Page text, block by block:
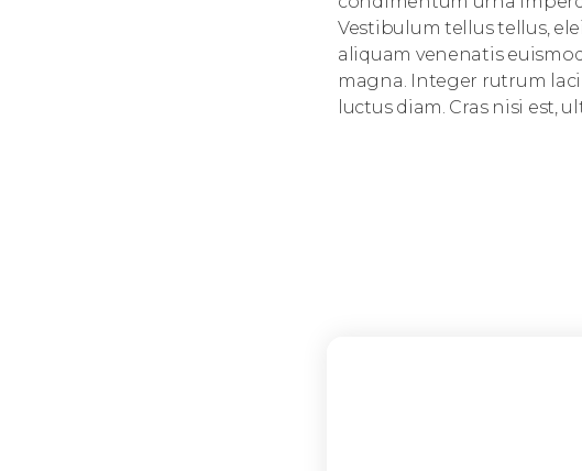
Vestibulum tellus tellus,
aliquam venenatis
magna. Integer rutrum
luctus diam. Cras nisi est,